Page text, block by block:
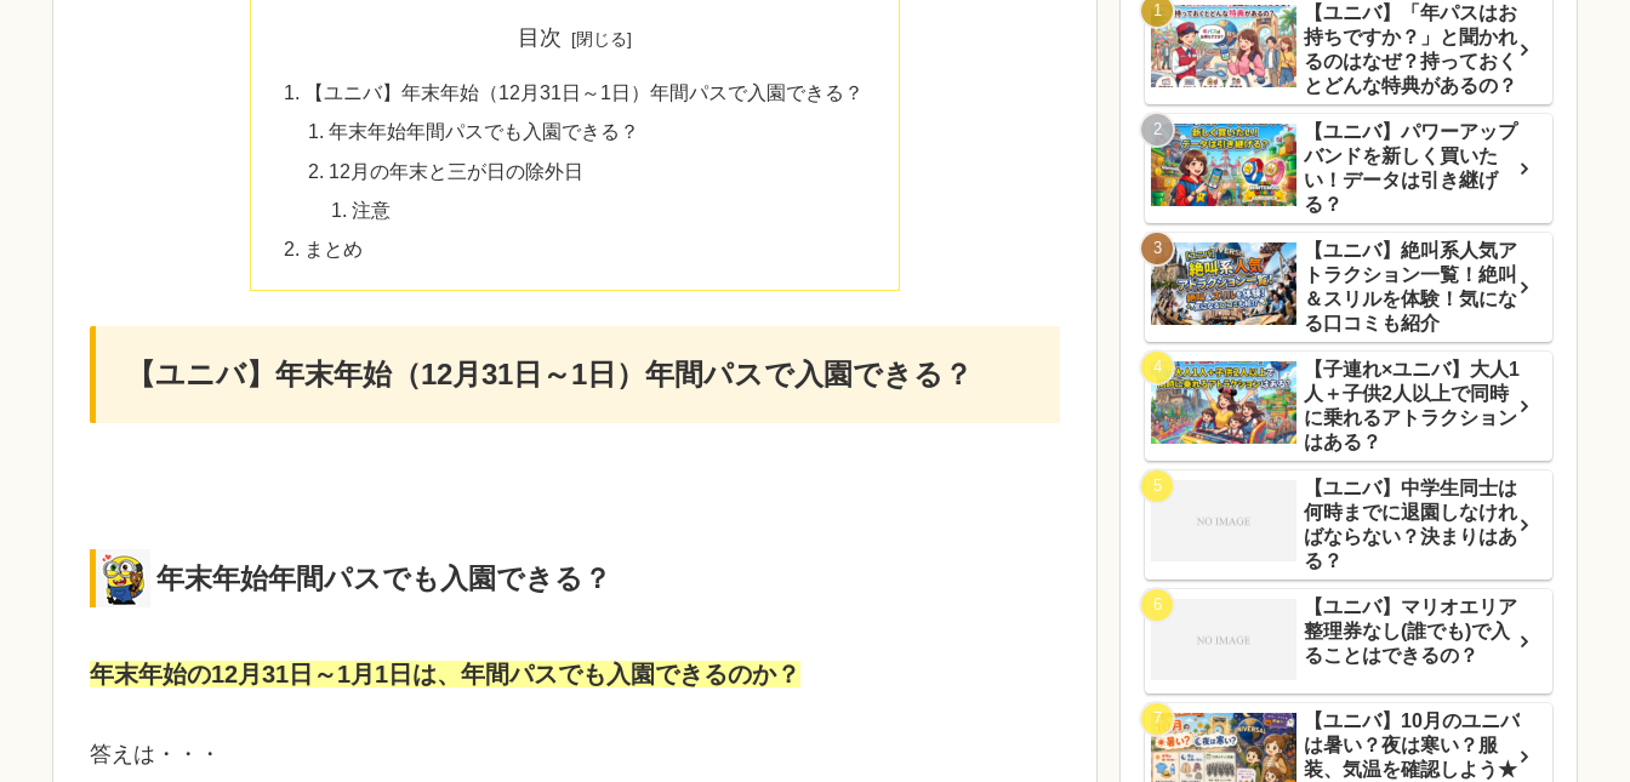
目次
【ユニバ】年末年始（12月31日～1日）年間パスで入園できる？
年末年始年間パスでも入園できる？
12月の年末と三が日の除外日
注意
まとめ
【ユニバ】年末年始（12月31日～1日）年間パスで入園できる？
年末年始年間パスでも入園できる？
年末年始の12月31日～1月1日は、年間パスでも入園できるのか？
答えは・・・
【ユニバ】「年パスはお
持ちですか？」と聞かれ
るのはなぜ？持っておく
とどんな特典があるの？
【ユニバ】パワーアップ
バンドを新しく買いた
い！データは引き継げ
る？
【ユニバ】絶叫系人気ア
トラクション一覧！絶叫
＆スリルを体験！気にな
る口コミも紹介
【子連れ×ユニバ】大人1
人＋子供2人以上で同時
に乗れるアトラクション
はある？
【ユニバ】中学生同士は
何時までに退園しなけれ
ばならない？決まりはあ
る？
【ユニバ】マリオエリア
整理券なし(誰でも)で入
ることはできるの？
【ユニバ】10月のユニバ
は暑い？夜は寒い？服
装、気温を確認しよう★